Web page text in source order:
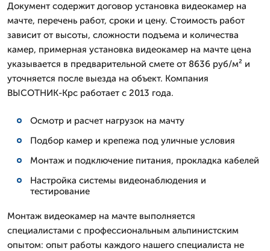
Документ содержит договор установка видеокамер на
мачте, перечень работ, сроки и цену. Стоимость работ
зависит от высоты, сложности подъема и количества
камер, примерная установка видеокамер на мачте цена
указывается в предварительной смете от 8636 руб/м² и
уточняется после выезда на объект. Компания
ВЫСОТНИК-Крс работает с 2013 года.
Осмотр и расчет нагрузок на мачту
Подбор камер и крепежа под уличные условия
Монтаж и подключение питания, прокладка кабелей
Настройка системы видеонаблюдения и
тестирование
Монтаж видеокамер на мачте выполняется
специалистами с профессиональным альпинистским
опытом: опыт работы каждого нашего специалиста не